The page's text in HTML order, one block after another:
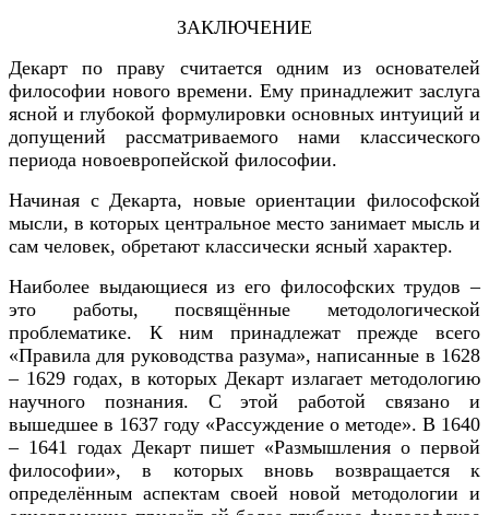
ЗАКЛЮЧЕНИЕ
Декарт по праву считается одним из основателей
философии нового времени. Ему принадлежит заслуга
ясной и глубокой формулировки основных интуиций и
допущений рассматриваемого нами классического
периода новоевропейской философии.
Начиная с Декарта, новые ориентации философской
мысли, в которых центральное место занимает мысль и
сам человек, обретают классически ясный характер.
Наиболее выдающиеся из его философских трудов –
это работы, посвящённые методологической
проблематике. К ним принадлежат прежде всего
«Правила для руководства разума», написанные в 1628
– 1629 годах, в которых Декарт излагает методологию
научного познания. С этой работой связано и
вышедшее в 1637 году «Рассуждение о методе». В 1640
– 1641 годах Декарт пишет «Размышления о первой
философии», в которых вновь возвращается к
определённым аспектам своей новой методологии и